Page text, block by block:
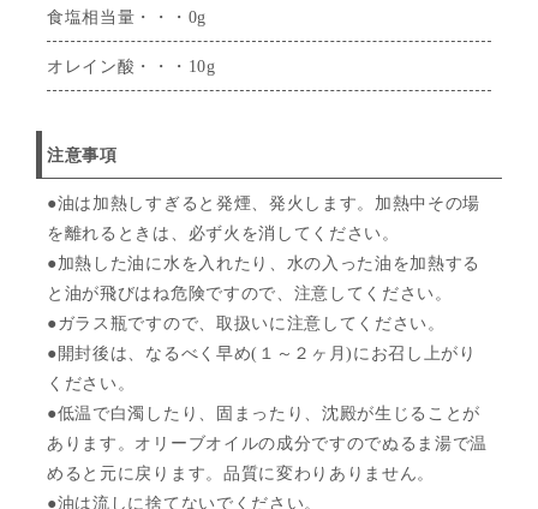
食塩相当量・・・0g
オレイン酸・・・10g
注意事項
●油は加熱しすぎると発煙、発火します。加熱中その場
を離れるときは、必ず火を消してください。
●加熱した油に水を入れたり、水の入った油を加熱する
と油が飛びはね危険ですので、注意してください。
●ガラス瓶ですので、取扱いに注意してください。
●開封後は、なるべく早め(１～２ヶ月)にお召し上がり
ください。
●低温で白濁したり、固まったり、沈殿が生じることが
あります。オリーブオイルの成分ですのでぬるま湯で温
めると元に戻ります。品質に変わりありません。
●油は流しに捨てないでください。